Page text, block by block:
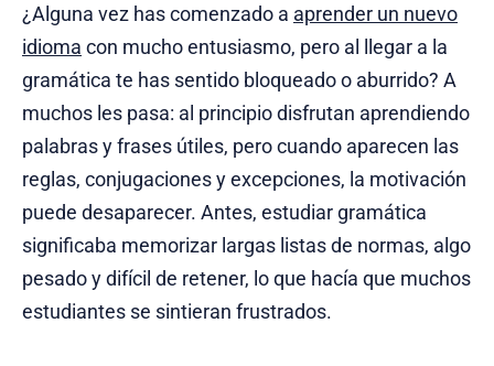
¿Alguna vez has comenzado a aprender un nuevo
idioma con mucho entusiasmo, pero al llegar a la
gramática te has sentido bloqueado o aburrido? A
muchos les pasa: al principio disfrutan aprendiendo
palabras y frases útiles, pero cuando aparecen las
reglas, conjugaciones y excepciones, la motivación
puede desaparecer. Antes, estudiar gramática
significaba memorizar largas listas de normas, algo
pesado y difícil de retener, lo que hacía que muchos
estudiantes se sintieran frustrados.